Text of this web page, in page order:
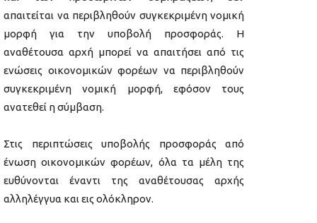
απαιτείται να περιβληθούν συγκεκριμένη νομική
μορφή για την υποβολή προσφοράς. Η
αναθέτουσα αρχή μπορεί να απαιτήσει από τις
ενώσεις οικονομικών φορέων να περιβληθούν
συγκεκριμένη νομική μορφή, εφόσον τους
ανατεθεί η σύμβαση.
Στις περιπτώσεις υποβολής προσφοράς από
ένωση οικονομικών φορέων, όλα τα μέλη της
ευθύνονται έναντι της αναθέτουσας αρχής
αλληλέγγυα και εις ολόκληρον.